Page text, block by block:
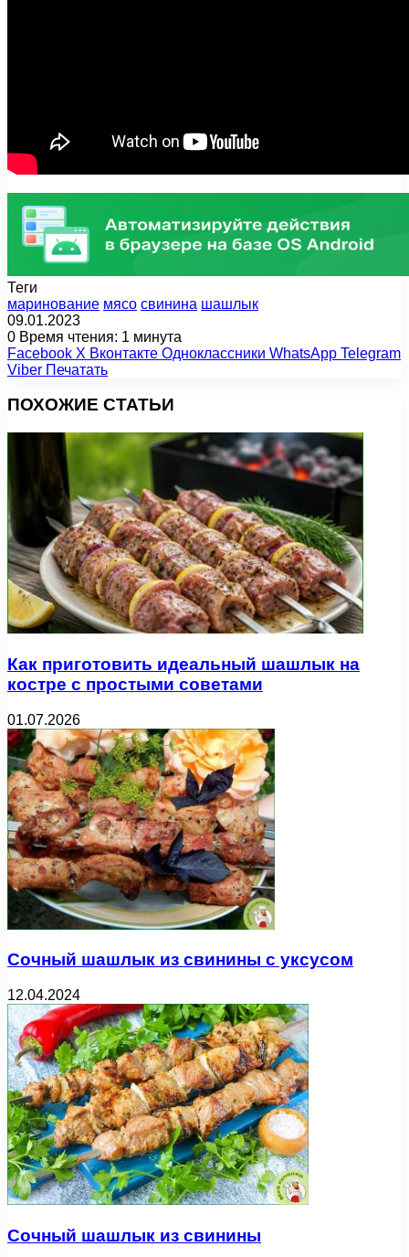
Теги
маринование мясо свинина шашлык
09.01.2023
0 Время чтения: 1 минута
Facebook X Вконтакте Одноклассники WhatsApp Telegram
Viber Печатать
ПОХОЖИЕ СТАТЬИ
Как приготовить идеальный шашлык на
костре с простыми советами
01.07.2026
Сочный шашлык из свинины с уксусом
12.04.2024
Сочный шашлык из свинины